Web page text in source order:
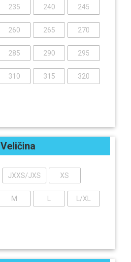
235 240 245
260 265 270
285 290 295
310 315 320
Veličina
JXXS/JXS XS
M L L/XL